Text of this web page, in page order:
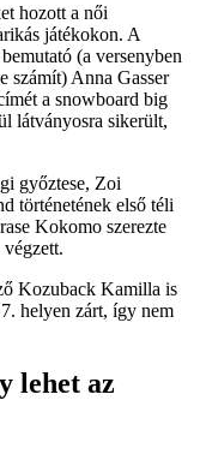
hozott a női
játékokon. A
(a versenyben
számít) Anna Gasser
a snowboard big
látványosra sikerült,
győztese, Zoi
történetének első téli
Kokomo szerezte
Kozuback Kamilla is
helyen zárt, így nem
lehet az